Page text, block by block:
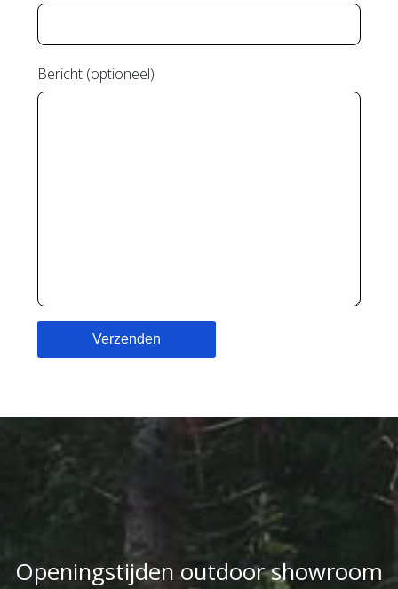
Bericht (optioneel)
Openingstijden outdoor showroom